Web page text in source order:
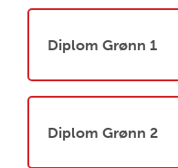
Diplom Grønn 1
Diplom Grønn 2